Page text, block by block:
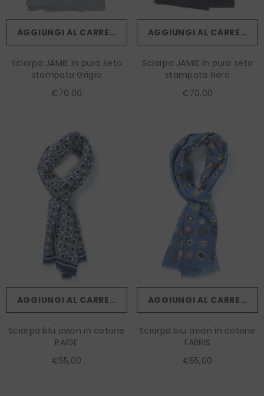
AGGIUNGI AL CARRELLO
Sciarpa JAMIE in pura seta
stampata Grigio
€70,00
AGGIUNGI AL CARRELLO
Sciarpa JAMIE in pura seta
stampata Nero
€70,00
AGGIUNGI AL CARRELLO
Sciarpa blu avion in cotone
PAIGE
€55,00
AGGIUNGI AL CARRELLO
Sciarpa blu avion in cotone
FABRIS
€55,00